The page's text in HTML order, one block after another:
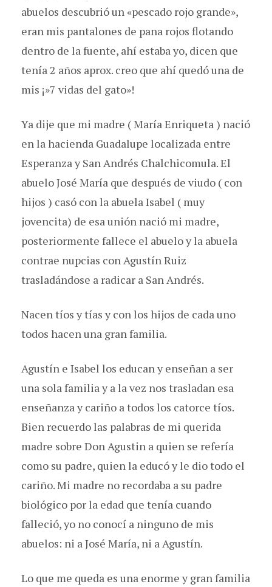
abuelos descubrió un «pescado rojo grande»,
eran mis pantalones de pana rojos flotando
dentro de la fuente, ahí estaba yo, dicen que
tenía 2 años aprox. creo que ahí quedó una de
mis ¡»7 vidas del gato»!
Ya dije que mi madre ( María Enriqueta ) nació
en la hacienda Guadalupe localizada entre
Esperanza y San Andrés Chalchicomula. El
abuelo José María que después de viudo ( con
hijos ) casó con la abuela Isabel ( muy
jovencita) de esa unión nació mi madre,
posteriormente fallece el abuelo y la abuela
contrae nupcias con Agustín Ruiz
trasladándose a radicar a San Andrés.
Nacen tíos y tías y con los hijos de cada uno
todos hacen una gran familia.
Agustín e Isabel los educan y enseñan a ser
una sola familia y a la vez nos trasladan esa
enseñanza y cariño a todos los catorce tíos.
Bien recuerdo las palabras de mi querida
madre sobre Don Agustin a quien se refería
como su padre, quien la educó y le dio todo el
cariño. Mi madre no recordaba a su padre
biológico por la edad que tenía cuando
falleció, yo no conocí a ninguno de mis
abuelos: ni a José María, ni a Agustín.
Lo que me queda es una enorme y gran familia